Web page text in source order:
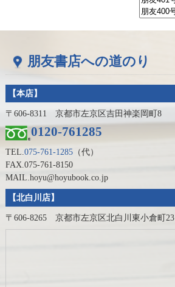
朋友書店への道のり
【本店】
〒606-8311 京都市左京区吉田神楽岡町8
0120-761285
TEL.075-761-1285（代）
FAX.075-761-8150
MAIL.hoyu@hoyubook.co.jp
【北白川店】
〒606-8265 京都市左京区北白川東小倉町23